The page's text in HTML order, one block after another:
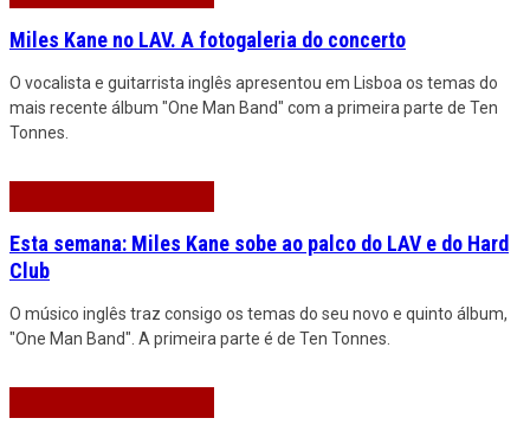
Miles Kane no LAV. A fotogaleria do concerto
O vocalista e guitarrista inglês apresentou em Lisboa os temas do
mais recente álbum "One Man Band" com a primeira parte de Ten
Tonnes.
Esta semana: Miles Kane sobe ao palco do LAV e do Hard
Club
O músico inglês traz consigo os temas do seu novo e quinto álbum,
"One Man Band". A primeira parte é de Ten Tonnes.